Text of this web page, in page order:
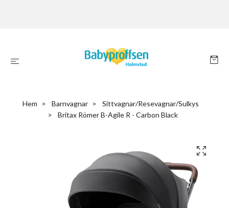
Hem Barnvagnar
Sittvagnar/Resevagnar/Sulkys
Britax Römer B-Agile R - Carbon Black